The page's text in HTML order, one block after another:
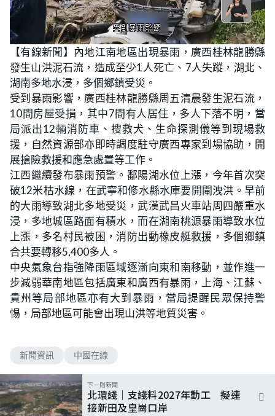
U
n
m
t
e
L
o
a
d
e
:
2
8
.
7
2
%
【有線新聞】內地江南地區出現暴雨，廣西桂林龍勝縣
發生山洪泥石流，造成至少1人死亡、7人失蹤，湖北、
湖南多地水浸，多個鄉鎮受災。
受到暴雨影響，廣西桂林龍勝縣周五清晨發生泥石流，
10間房屋受損，其中7間有人居住，多人下落不明，當
局派出12輛消防車、搜救犬、生命探測儀等到現場救
援，自然資源部亦即時調度駐守廣西專家到場協助，開
展搶險救援和應急處置等工作。
江西繼續發布暴雨預警。鄱陽湖水位上漲，今年首次突
破12米枯水線，在武寧和修水縣水庫要開閘洩洪。早前
的大雨導致湖北多地受災，武漢武昌火車站周四嚴重水
浸，多地城區路面有積水，而在湖南桃源暴雨導致水位
上漲，多名村民被困，消防出動橡皮艇救援，多個鄉鎮
合共要轉移5,400多人。
中央氣象台指強降雨區域逐漸向東和南移動，並作進一
步減弱華南地區包括廣東和廣西有暴雨，上海、江蘇、
貴州等局部地區亦有大到暴雨，當局提醒民眾保持警
惕，局部地區可能會出現山洪等地質災害。
新聞資訊 中國在線
下一則新聞
北環綫｜支綫料2027年動工 擬連
接新田及皇崗口岸